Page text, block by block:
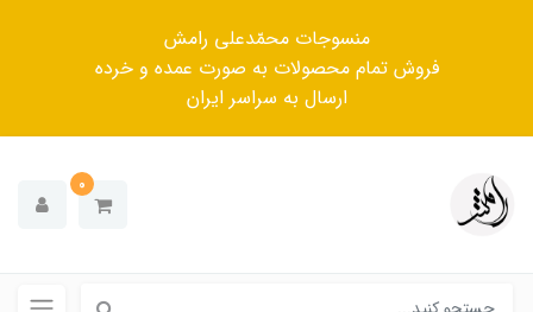
منسوجات محمّدعلی رامش
فروش تمام محصولات به صورت عمده و خرده
ارسال به سراسر ایران
0